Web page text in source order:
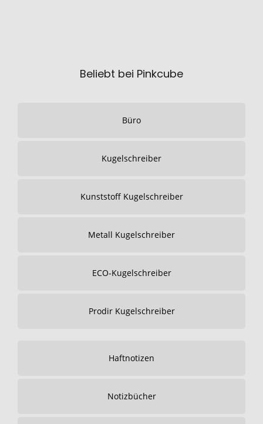
Beliebt bei Pinkcube
Büro
Kugelschreiber
Kunststoff Kugelschreiber
Metall Kugelschreiber
ECO-Kugelschreiber
Prodir Kugelschreiber
Haftnotizen
Notizbücher